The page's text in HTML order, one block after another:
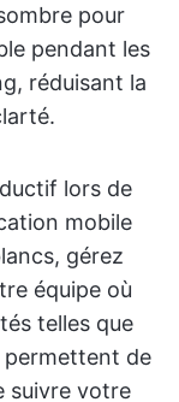
pour
pendant les
réduisant la
lors de
mobile
gérez
équipe où
telles que
permettent de
suivre votre